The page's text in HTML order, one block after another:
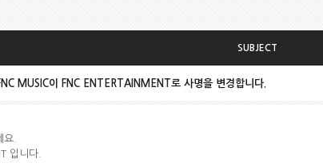
SUBJECT
MUSIC이 FNC ENTERTAINMENT로 사명을 변경합니다.
요.
입니다.